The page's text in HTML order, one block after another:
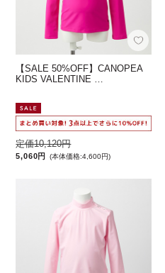
【SALE 50%OFF】CANOPEA
KIDS VALENTINE …
定価10,120円
5,060円 (本体価格:4,600円)